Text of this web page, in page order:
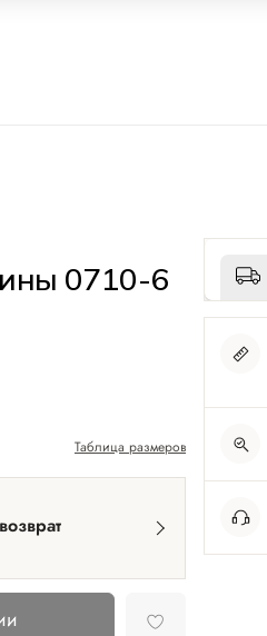
0710-6
Таблица размеров